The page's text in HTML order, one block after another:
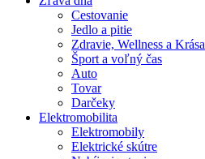
Cestovanie
Jedlo a pitie
Zdravie, Wellness a Krása
Šport a voľný čas
Auto
Tovar
Darčeky
Elektromobilita
Elektromobily
Elektrické skútre